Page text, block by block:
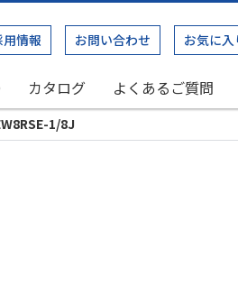
用情報 お問い合わせ お気に入
カタログ よくあるご質問
1/8J